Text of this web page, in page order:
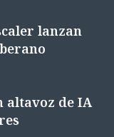
lanzan
altavoz de IA